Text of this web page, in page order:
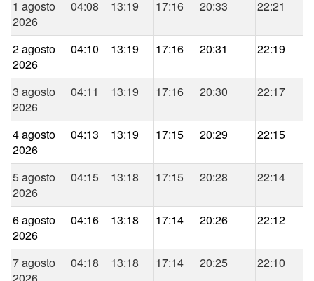
1 agosto
2026
04:08 13:19 17:16 20:33 22:21
2 agosto
2026
04:10 13:19 17:16 20:31 22:19
3 agosto
2026
04:11 13:19 17:16 20:30 22:17
4 agosto
2026
04:13 13:19 17:15 20:29 22:15
5 agosto
2026
04:15 13:18 17:15 20:28 22:14
6 agosto
2026
04:16 13:18 17:14 20:26 22:12
7 agosto
04:18 13:18 17:14 20:25 22:10